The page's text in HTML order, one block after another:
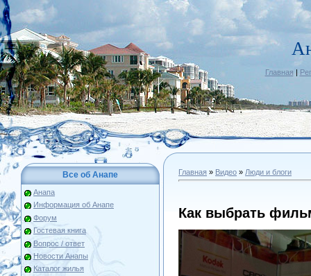
Главная|
Все об Анапе
Анапа
Информация об Анапе
Форум
Гостевая книга
Вопрос / ответ
Новости Анапы
Каталог жилья
Главная » Видео » Люди и блоги
Как выбрать